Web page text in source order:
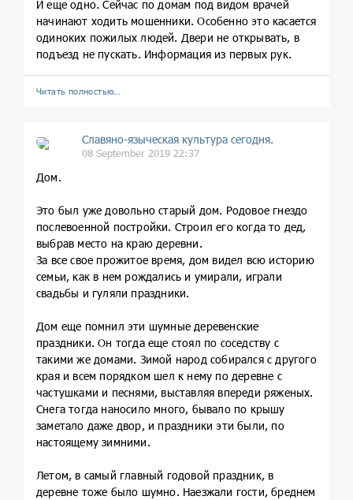
И еще одно. Сейчас по домам под видом врачей
начинают ходить мошенники. Особенно это касается
одиноких пожилых людей. Двери не открывать, в
подъезд не пускать. Информация из первых рук.
Читать полностью…
Славяно-языческая культура сегодня.
08 September 2019 22:37
Дом.
Это был уже довольно старый дом. Родовое гнездо
послевоенной постройки. Строил его когда то дед,
выбрав место на краю деревни.
За все свое прожитое время, дом видел всю историю
семьи, как в нем рождались и умирали, играли
свадьбы и гуляли праздники.
Дом еще помнил эти шумные деревенские
праздники. Он тогда еще стоял по соседству с
такими же домами. Зимой народ собирался с другого
края и всем порядком шел к нему по деревне с
частушками и песнями, выставляя впереди ряженых.
Снега тогда наносило много, бывало по крышу
заметало даже двор, и праздники эти были, по
настоящему зимними.
Летом, в самый главный годовой праздник, в
деревне тоже было шумно. Наезжали гости, бреднем